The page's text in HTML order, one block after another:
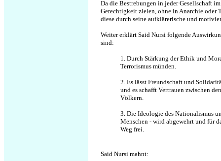
Da die Bestrebungen in jeder Gesellschaft
Gerechtigkeit zielen, ohne in Anarchie oder
diese durch seine aufklärerische und
Weiter erklärt Said Nursi folgende
sind:
1. Durch Stärkung der Ethik und
Terrorismus münden.
2. Es lässt Freundschaft und
und es schafft Vertrauen zwischen
Völkern.
3. Die Ideologie des Nationalismus
Menschen - wird abgewehrt und für
Weg frei.
Said Nursi mahnt: